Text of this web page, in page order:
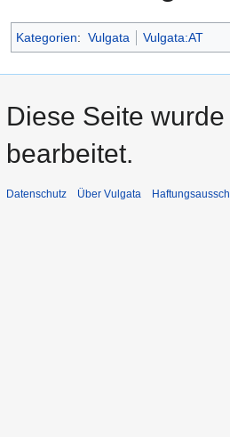
Kategorien: Vulgata Vulgata:AT
Diese Seite
bearbeitet.
Datenschutz Über Vulgata